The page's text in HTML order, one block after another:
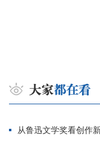
从鲁迅文学奖看创作